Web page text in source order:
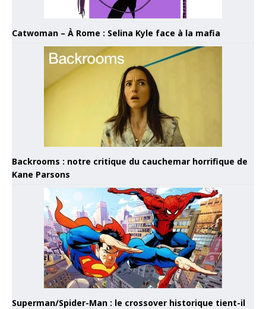
Catwoman – À Rome : Selina Kyle face à la mafia
Backrooms : notre critique du cauchemar horrifique de
Kane Parsons
Superman/Spider-Man : le crossover historique tient-il